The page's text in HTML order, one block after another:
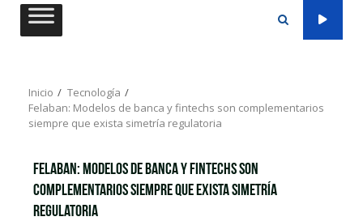
Saltar
Inicio
Tecnología
Felaban: Modelos de banca y fintechs son complementarios
siempre que exista simetría regulatoria
Felaban: Modelos de banca y fintechs son
complementarios siempre que exista simetría
regulatoria